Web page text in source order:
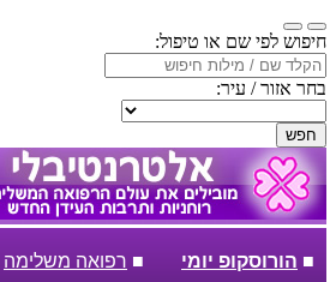
חיפוש לפי שם או טיפול:
בחר אזור / עיר:
חפש
■ הורוסקופ יומי ■ רפואה משלימה